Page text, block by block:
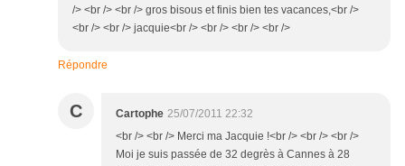
/> <br /> <br /> gros bisous et finis bien tes vacances,<br />
<br /> <br /> jacquie<br /> <br /> <br /> <br />
Répondre
C Cartophe 25/07/2011 22:32
<br /> <br /> Merci ma Jacquie !<br /> <br /> <br />
Moi je suis passée de 32 degrès à Cannes à 28